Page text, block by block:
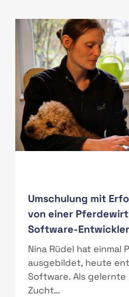
Umschulung mit
von einer
Software-
Nina Rüdel hat einmal
ausgebildet, heute
Software. Als
Zucht…